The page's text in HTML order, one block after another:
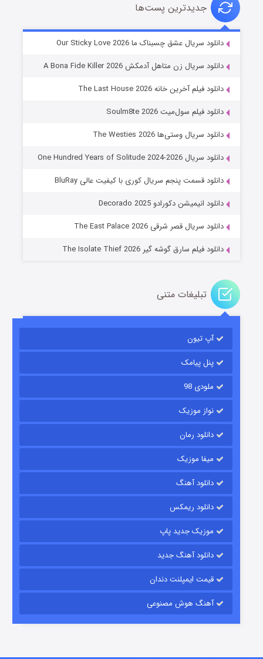
شوهر
عملیات آپارتمان
قسمت۲ (زیرنویس) منتشر شد
شکست استوارت در نجات جهان
قسمت
جدیدترین پست‌ها
دانلود سریال عشق چسبناک ما Our Sticky Love 2026
دانلود سریال زن متاهل آدمکش A Bona Fide Killer 2026
دانلود فیلم آخرین خانه The Last House 2026
دانلود فیلم سول‌میت Soulm8te 2026
دانلود سریال وستی‌ها The Westies 2026
دانلود سریال One Hundred Years of Solitude 2024-2026
دانلود قسمت پنجم سریال کوری با کیفیت عالی BluRay
دانلود انیمیشن دکورادو Decorado 2025
دانلود سریال قصر شرقی The East Palace 2026
دانلود فیلم سارق گوشه گیر The Isolate Thief 2026
تبلیغات متنی
آپ تیون
پنل پیامک
ملودی 98
نواز موزیک
دانلود رمان
میفا موزیک
دانلود آهنگ
دانلود ریمکس
موزیک جدید پاپ
دانلود آهنگ جدید
قیمت ایمپلنت دندان
آهنگ هوش مصنوعی